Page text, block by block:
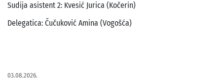
Sudija asistent 2: Kvesić Jurica (Kočerin)
Delegatica: Čučuković Amina (Vogošća)
03.08.2026.